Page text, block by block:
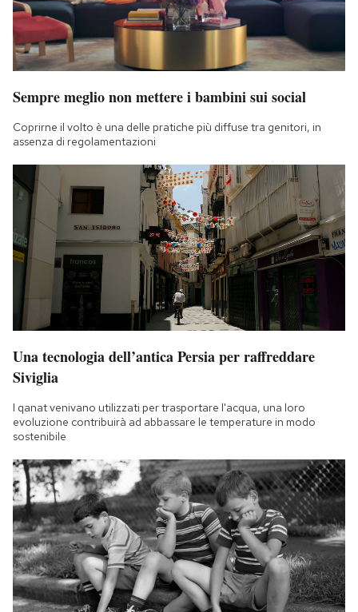
Sempre meglio non mettere i bambini sui social
Coprirne il volto è una delle pratiche più diffuse tra genitori, in
assenza di regolamentazioni
Una tecnologia dell’antica Persia per raffreddare
Siviglia
I qanat venivano utilizzati per trasportare l'acqua, una loro
evoluzione contribuirà ad abbassare le temperature in modo
sostenibile